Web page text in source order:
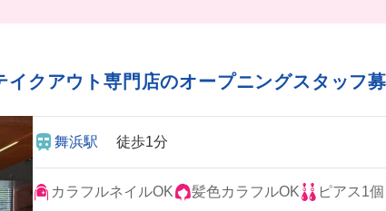
イクアウト専門店のオープニングスタッフ
舞浜駅 徒歩1分
カラフルネイルOK 髪色カラフルOK ピアス1個